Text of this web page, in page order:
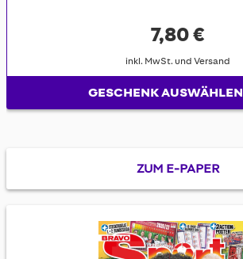
7,80 €
inkl. MwSt. und Versand
GESCHENK AUSWÄHLEN
ZUM E-PAPER